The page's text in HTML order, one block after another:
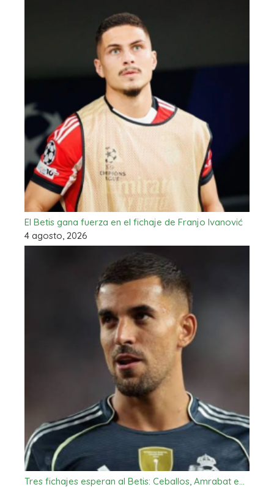
El Betis gana fuerza en el fichaje de Franjo Ivanović
4 agosto, 2026
Tres fichajes esperan al Betis: Ceballos, Amrabat e…